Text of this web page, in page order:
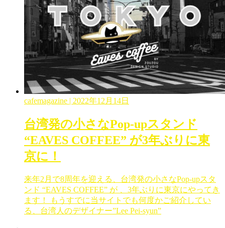
cafemagazine | 2022年12月14日
台湾発の小さなPop-upスタンド
“EAVES COFFEE” が3年ぶりに東
京に！
来年2月で8周年を迎える、台湾発の小さなPop-upスタ
ンド “EAVES COFFEE” が 、3年ぶりに東京にやってき
ます！ もうすでに当サイトでも何度かご紹介してい
る、台湾人のデザイナー”Lee Pei-syun”